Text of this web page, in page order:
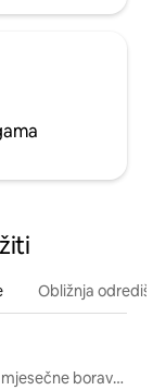
Obližnja
Smještaji za mjesečne boravke